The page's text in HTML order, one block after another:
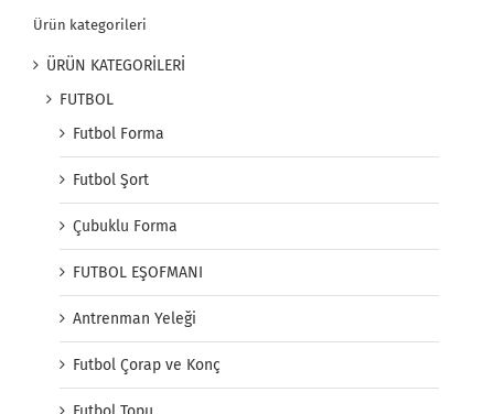
Ürün kategorileri
ÜRÜN KATEGORİLERİ
FUTBOL
Futbol Forma
Futbol Şort
Çubuklu Forma
FUTBOL EŞOFMANI
Antrenman Yeleği
Futbol Çorap ve Konç